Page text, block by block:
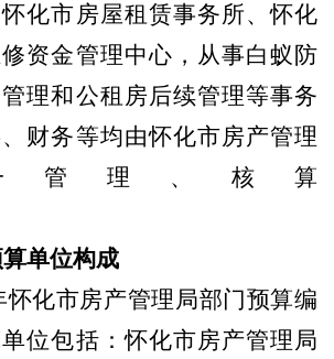
化市房屋租赁事务所、怀化
资金管理中心 ， 从事白蚁防
理和公租房后续管理等事务
财务等均由怀化市房产管理
管理、核算
单位构成
怀化市房产管理局部门预算编
位包括：怀化市房产管理局